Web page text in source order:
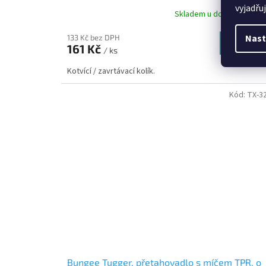
Skladem u dodavatele
133 Kč bez DPH
161 Kč / ks
Do
Kotvící / zavrtávací kolík.
Bungee Tugger, přetahovadlo s míčem TPR, o
Kód: TX-